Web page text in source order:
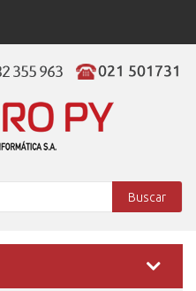
Buscar